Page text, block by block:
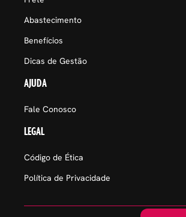
Abastecimento
Benefícios
Dicas de Gestão
AJUDA
Fale Conosco
LEGAL
Código de Ética
Política de Privacidade